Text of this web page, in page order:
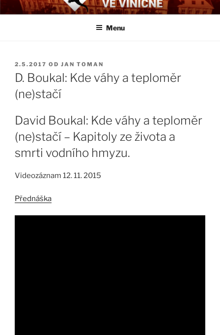
k
BIOLOGICKÉ ČTVRTKY VE
Určeno všem zájemcům o evoluci a obecnější biologická témata
Menu
PUBLIKOVÁNO
2.5.2017 OD JAN TOMAN
D. Boukal: Kde váhy a teploměr
(ne)stačí
David Boukal: Kde váhy a teploměr
(ne)stačí – Kapitoly ze života a
smrti vodního hmyzu.
Videozáznam 12. 11. 2015
Přednáška